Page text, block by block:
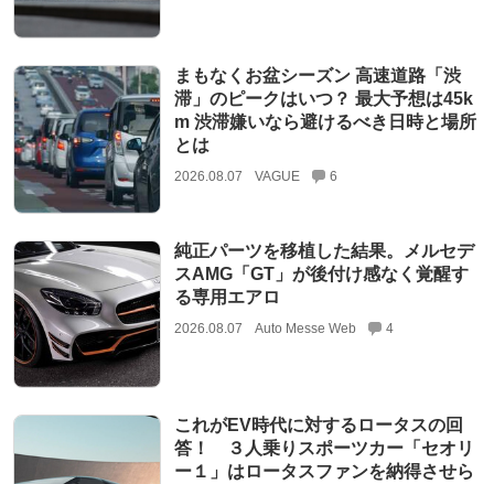
まもなくお盆シーズン 高速道路「渋
滞」のピークはいつ？ 最大予想は45k
m 渋滞嫌いなら避けるべき日時と場所
とは
2026.08.07 VAGUE 6
純正パーツを移植した結果。メルセデ
スAMG「GT」が後付け感なく覚醒す
る専用エアロ
2026.08.07 Auto Messe Web 4
これがEV時代に対するロータスの回
答！ ３人乗りスポーツカー「セオリ
ー１」はロータスファンを納得させら